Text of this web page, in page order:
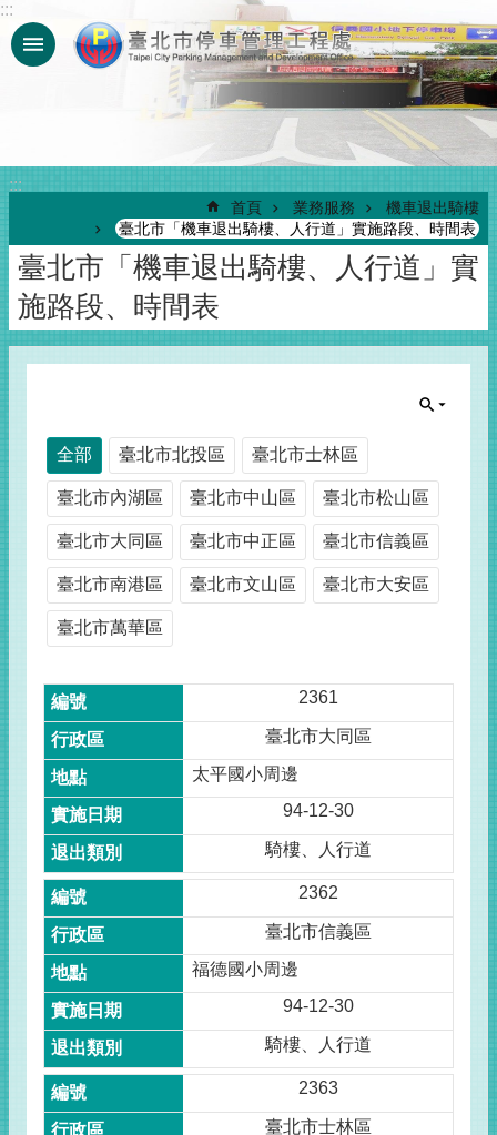
跳到主要內容區塊
:::
:::
首頁 業務服務
機車退出騎樓
臺北市「機車退出騎樓、人行道」實施路段、時間表
臺北市「機車退出騎樓、人行道」實
施路段、時間表
全部 臺北市北投區 臺北市士林區
臺北市內湖區 臺北市中山區 臺北市松山區
臺北市大同區 臺北市中正區 臺北市信義區
臺北市南港區 臺北市文山區 臺北市大安區
臺北市萬華區
2361
臺北市大同區
太平國小周邊
94-12-30
騎樓、人行道
2362
臺北市信義區
福德國小周邊
94-12-30
騎樓、人行道
2363
臺北市士林區